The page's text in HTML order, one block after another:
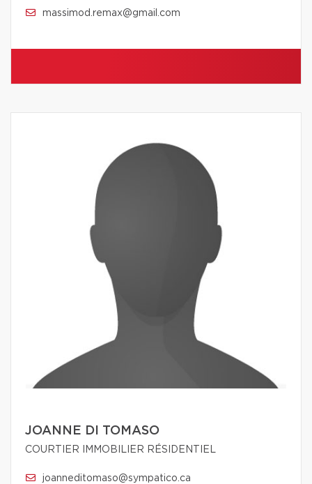
massimod.remax@gmail.com
JOANNE DI TOMASO
COURTIER IMMOBILIER RÉSIDENTIEL
joanneditomaso@sympatico.ca